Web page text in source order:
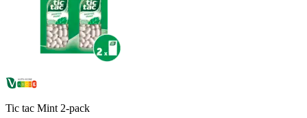
Tic tac Mint 2-pack